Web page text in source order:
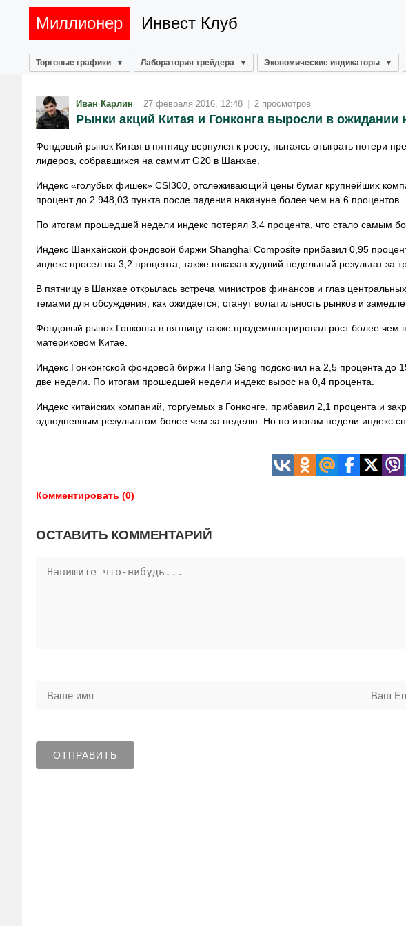
Миллионер Инвест Клуб
Торговые графики Лаборатория трейдера Экономические индикаторы
Иван Карлин 27 февраля 2016, 12:48 | 2 просмотров
Рынки акций Китая и Гонконга выросли в ожидании
Фондовый рынок Китая в пятницу вернулся к росту, пытаясь отыграть потери
лидеров, собравшихся на саммит G20 в Шанхае.
Индекс «голубых фишек» CSI300, отслеживающий цены бумаг крупнейших
процент до 2.948,03 пункта после падения накануне более чем на 6 процентов.
По итогам прошедшей недели индекс потерял 3,4 процента, что стало самым
Индекс Шанхайской фондовой биржи Shanghai Composite прибавил 0,95
индекс просел на 3,2 процента, также показав худший недельный результат за
В пятницу в Шанхае открылась встреча министров финансов и глав
темами для обсуждения, как ожидается, станут волатильность рынков и
Фондовый рынок Гонконга в пятницу также продемонстрировал рост более
материковом Китае.
Индекс Гонконгской фондовой биржи Hang Seng подскочил на 2,5 процента до
две недели. По итогам прошедшей недели индекс вырос на 0,4 процента.
Индекс китайских компаний, торгуемых в Гонконге, прибавил 2,1 процента и
однодневным результатом более чем за неделю. Но по итогам недели индекс
Комментировать (0)
ОСТАВИТЬ КОММЕНТАРИЙ